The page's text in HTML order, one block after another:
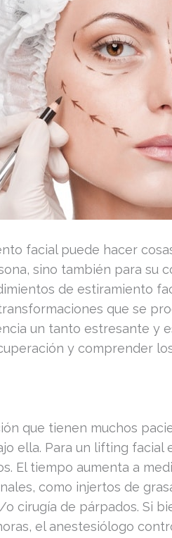
facial puede hacer
sino también para su
de estiramiento
que se
un tanto estresante y
y comprender
que tienen muchos
ella. Para un lifting facial
El tiempo aumenta a
como injertos de
cirugía de párpados. Si
el anestesiólogo